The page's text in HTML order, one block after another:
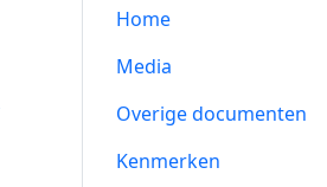
Home
Media
Overige documenten
Kenmerken